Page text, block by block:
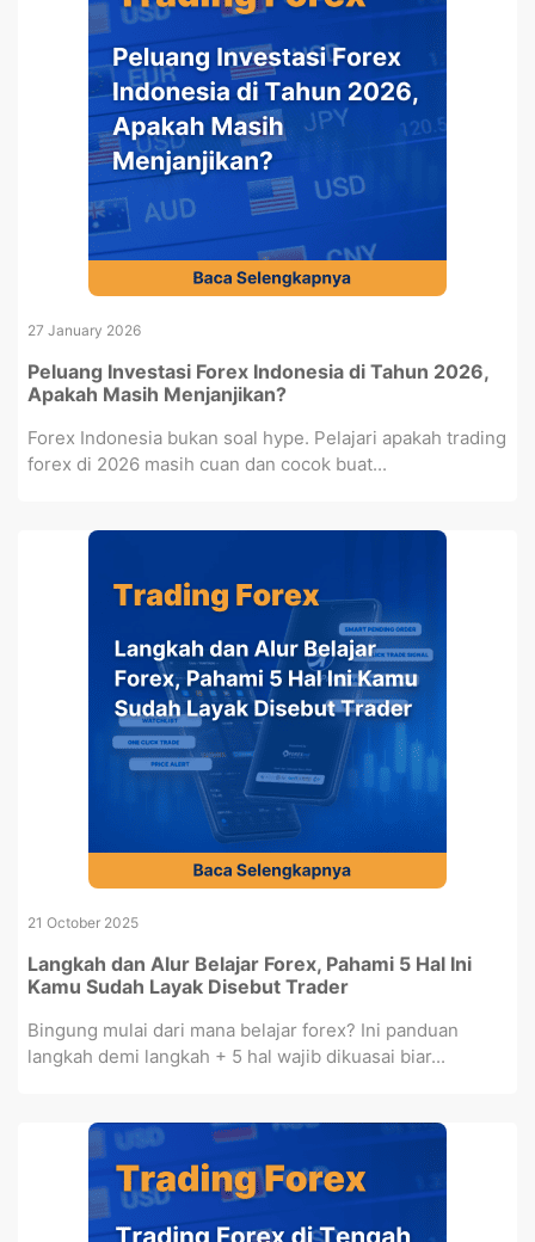
27 January 2026
Peluang Investasi Forex Indonesia di Tahun 2026,
Apakah Masih Menjanjikan?
Forex Indonesia bukan soal hype. Pelajari apakah trading
forex di 2026 masih cuan dan cocok buat...
21 October 2025
Langkah dan Alur Belajar Forex, Pahami 5 Hal Ini
Kamu Sudah Layak Disebut Trader
Bingung mulai dari mana belajar forex? Ini panduan
langkah demi langkah + 5 hal wajib dikuasai biar...